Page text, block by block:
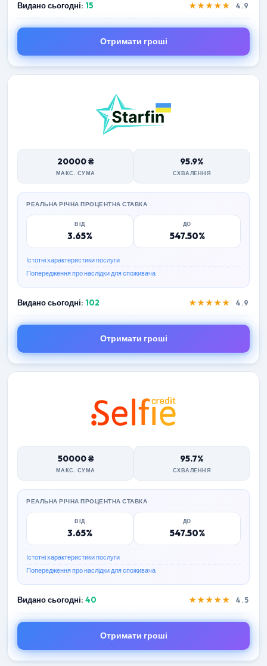
Видано сьогодні: 15 ★★★★★ 4.9
Отримати гроші
20000 ₴
МАКС. СУМА
95.9%
СХВАЛЕННЯ
РЕАЛЬНА РІЧНА ПРОЦЕНТНА СТАВКА
ВІД
3.65%
ДО
547.50%
Істотні характеристики послуги
Попередження про наслідки для споживача
Видано сьогодні: 102 ★★★★★ 4.9
Отримати гроші
50000 ₴
МАКС. СУМА
95.7%
СХВАЛЕННЯ
РЕАЛЬНА РІЧНА ПРОЦЕНТНА СТАВКА
ВІД
3.65%
ДО
547.50%
Істотні характеристики послуги
Попередження про наслідки для споживача
Видано сьогодні: 40 ★★★★★ 4.5
Отримати гроші